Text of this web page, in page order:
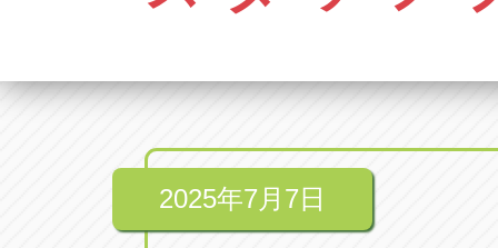
アップル
0561-84-
アップル
アップル春日井中央店
愛知県瀬戸市美濃池町29-1
アップル一宮22号店
2025年7月7日